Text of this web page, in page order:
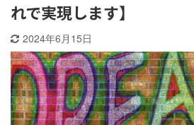
れで実現します】
2024年6月15日